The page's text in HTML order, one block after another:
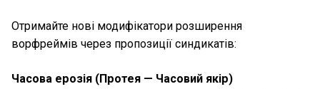
Отримайте нові модифікатори розширення
ворфреймів через пропозиції синдикатів:
Часова ерозія (Протея — Часовий якір)